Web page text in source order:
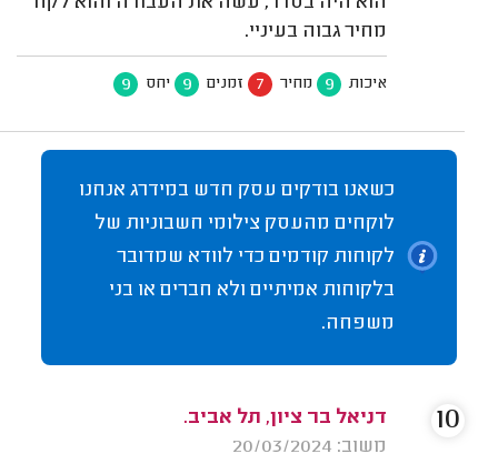
מחיר גבוה בעיניי.
איכות 9 מחיר 7 זמנים 9 יחס 9
כשאנו בודקים עסק חדש במידרג אנחנו
לוקחים מהעסק צילומי חשבוניות של
לקוחות קודמים כדי לוודא שמדובר
בלקוחות אמיתיים ולא חברים או בני
משפחה.
דניאל בר ציון, תל אביב.
משוב: 20/03/2024
10